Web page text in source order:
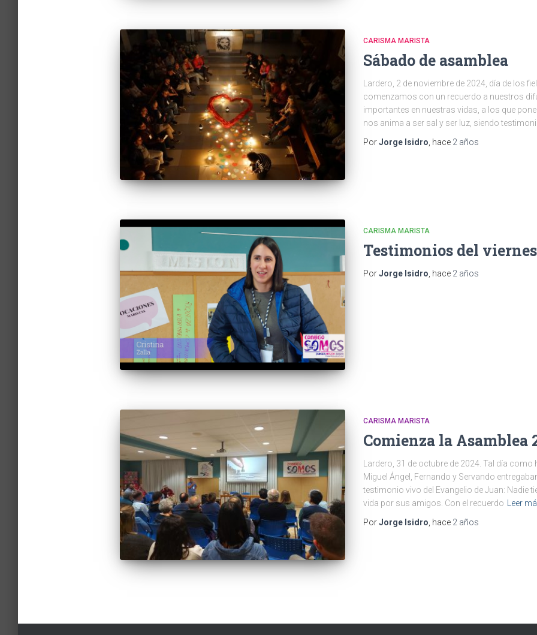
CARISMA MARISTA
Sábado de asamblea
Lardero, 2 de noviembre de 2024, día de los
comenzamos con un recuerdo a nuestros
importantes en nuestras vidas, a los que
nos anima a ser sal y ser luz, siendo
PorJorge Isidro, hace 2 años
CARISMA MARISTA
Testimonios del viernes
PorJorge Isidro, hace 2 años
CARISMA MARISTA
Comienza la Asamblea
Lardero, 31 de octubre de 2024. Tal día
Miguel Ángel, Fernando y Servando
testimonio vivo del Evangelio de Juan: Nadie
vida por sus amigos. Con el recuerdo
Leer
PorJorge Isidro , hace 2 años